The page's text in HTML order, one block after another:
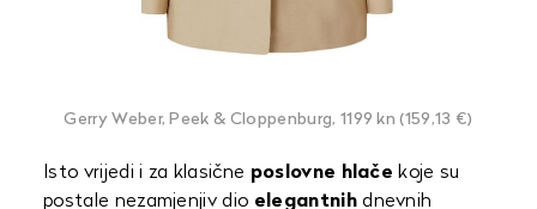
Gerry Weber, Peek & Cloppenburg, 1199 kn (159,13 €)
Isto vrijedi i za klasične poslovne hlače koje su
postale nezamjenjiv dio elegantnihdnevnih